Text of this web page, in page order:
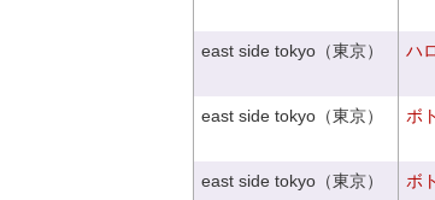
east side tokyo（東京） ハ
east side tokyo（東京） ボ
east side tokyo（東京） ボ